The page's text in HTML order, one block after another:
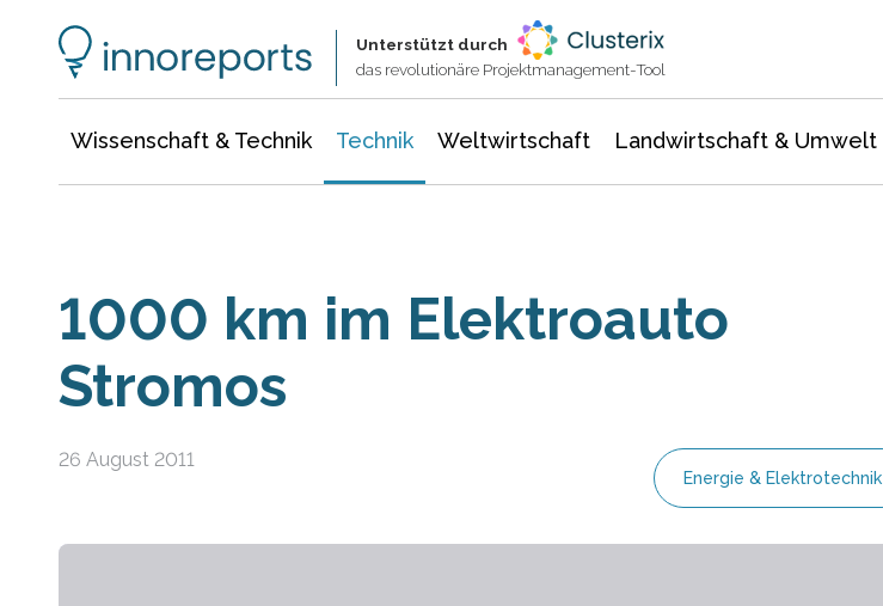
Unterstützt durch
das revolutionäre Projektmanagement-Tool
Wissenschaft & Technik Technik Weltwirtschaft Landwirtschaft & Umwelt
1000 km im Elektroauto
Stromos
26 August 2011
Energie & Elektrotechnik